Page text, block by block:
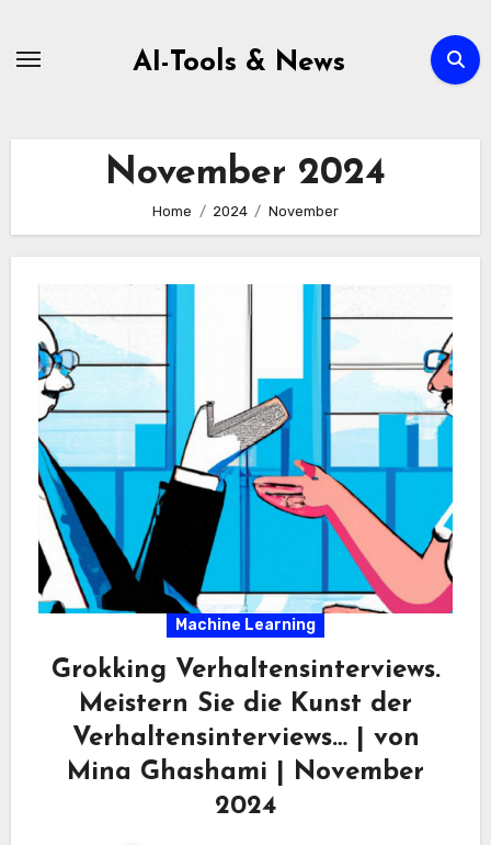
AI-Tools & News
November 2024
Home 2024 November
Machine Learning
Grokking Verhaltensinterviews.
Meistern Sie die Kunst der
Verhaltensinterviews… | von
Mina Ghashami | November
2024